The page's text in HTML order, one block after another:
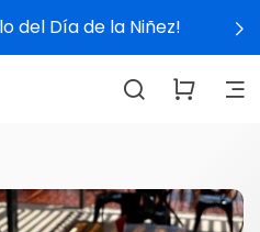
del Día de la Niñez!